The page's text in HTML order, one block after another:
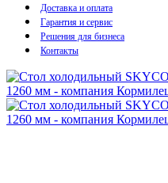
Доставка и оплата
Гарантия и сервис
Решения для бизнеса
Контакты